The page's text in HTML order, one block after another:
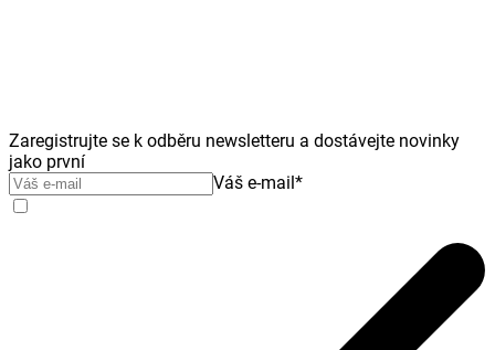
Zaregistrujte se k odběru newsletteru a dostávejte novinky
jako první
Váš e-mail*